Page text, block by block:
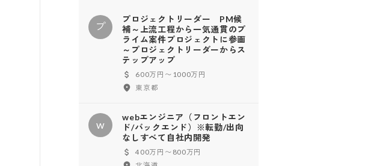
プ
プロジェクトリーダー PM候
補～上流工程から一気通貫のプ
ライム案件プロジェクトに参画
～プロジェクトリーダーからス
テップアップ
600万円〜1000万円
東京都
w
webエンジニア（フロントエン
ド/バックエンド）※転勤/出向
なしすべて自社内開発
400万円〜800万円